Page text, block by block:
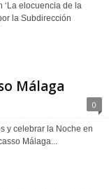
‘La elocuencia de la
la Subdirección
Málaga
0
y celebrar la Noche en
Málaga...